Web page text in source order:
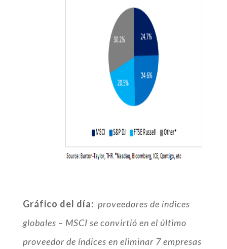
Gráfico del día: proveedores de índices
globales – MSCI se convirtió en el último
proveedor de índices en eliminar 7 empresas